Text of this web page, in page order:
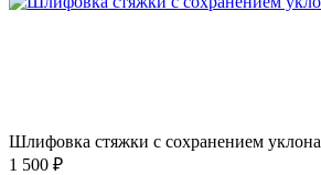
Шлифовка стяжки с сохранением уклона
1 500 ₽